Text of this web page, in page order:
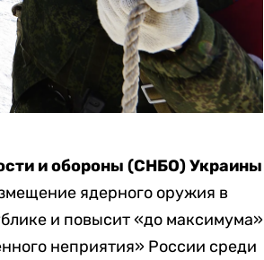
и обороны (СНБО) Украины
ядерного оружия в
и повысит «до максимума»
неприятия» России среди